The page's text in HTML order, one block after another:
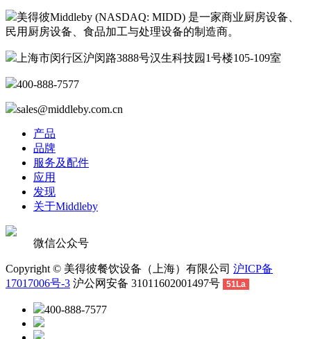
美得彼Middleby (NASDAQ: MIDD) 是一家商业厨房设备、
民用厨房设备、食品加工与处理设备的制造商。
上海市闵行区沪闵路3888号汉生科技园1号楼105-109室
400-888-7577
sales@middleby.com.cn
产品
品牌
服务及配件
应用
发现
关于Middleby
微信公众号
Copyright © 美得彼餐饮设备（上海）有限公司 沪ICP备
17017006号-3 沪公网安备 31011602001497号 51La
400-888-7577